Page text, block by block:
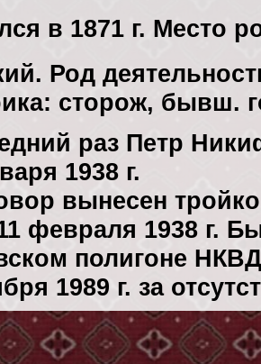
в 1871 г. Место
Род
сторож, бывш.
раз Петр
1938 г.
вынесен
февраля 1938 г.
полигоне
1989 г. за